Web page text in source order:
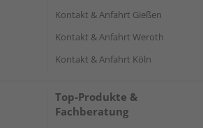
Kontakt & Anfahrt Gießen
Kontakt & Anfahrt Weroth
Kontakt & Anfahrt Köln
Top-Produkte &
Fachberatung